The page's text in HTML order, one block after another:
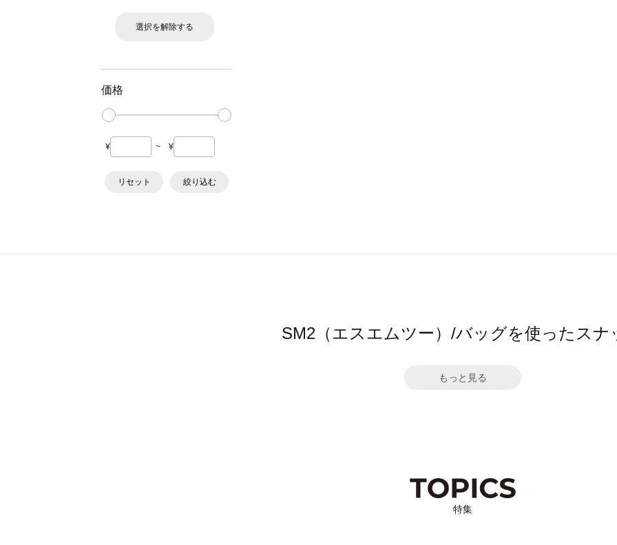
選択を解除する
価格
¥ ~ ¥
リセット 絞り込む
SM2（エスエムツー）/バッグを使ったスナ
もっと見る
特集